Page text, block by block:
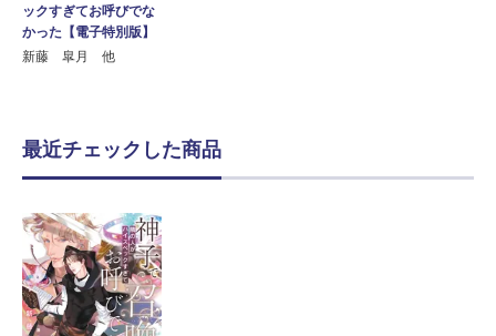
ックすぎてお呼びでな
かった【電子特別版】
新藤 皐月 他
最近チェックした商品